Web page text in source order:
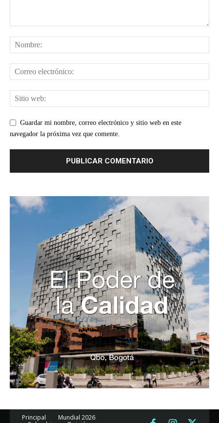
Guardar mi nombre, correo electrónico y sitio web en este
navegador la próxima vez que comente.
Principal
Mundial 2026